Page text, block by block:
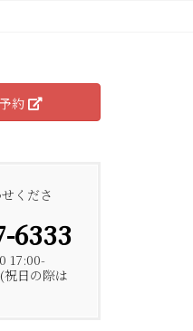
約
くださ
6333
17:00-
日の際は